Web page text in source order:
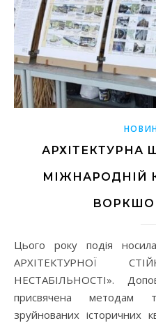
АРХІТЕКТУРНА
МІЖНАРОДНІЙ
Цього року подія носила назву «НА ШЛЯХУ ДО
АРХІТЕКТУРНОЇ
НЕСТАБІЛЬНОСТІ».
присвячена методам
зруйнованих історичних